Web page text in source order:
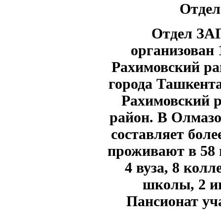
Отдел ЗАГС
Рахимовский
города
Рахимовский
район. В
составляет
проживают в 58
4 вуза, 8
школы, 2
Пансионат